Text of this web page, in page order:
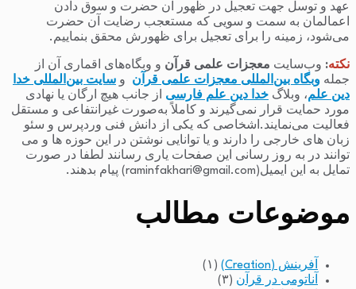
عهد و توسل جهت تعجیل در ظهور آن حضرت و سوق دادن
اعمالمان به سمت و سویی که مستعجب رضایت آن حضرت
می‌شود، زمینه را برای تعجیل برای ظهورش محقق بنماییم.
نکته: وب‌سایت معجزات علمی قرآن و وبگاه‌های اقماری آن از
جمله وبگاه بین‌المللی معجزات علمی قرآن و سایت بین‌المللی خدا
دین علم، وبلاگ خدا دین علم فارسی از جانب هیچ ارگان یا نهادی
مورد حمایت قرار نمی‌گیرند و کاملاً به‌صورت غیرانتفاعی و مستقل
فعالیت می‌نمایند.اشخاصی که یکی از دانش فنی وردپرس و سئو
زبان های خارجی را دارند و یا توانایی نوشتن در این حوزه ها و می
توانند در به روز رسانی این صفحات یاری رسانند لطفا در صورت
تمایل به این ایمیل(raminfakhari@gmail.com) پیام بدهند.
موضوعات مطالب
آفرینش (Creation)
(۱)
آناتومی در قرآن (۳)